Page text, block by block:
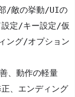
/敵の挙動/UIの
設定/キー設定/仮
ング/オプション
動作の軽量
、エンディング